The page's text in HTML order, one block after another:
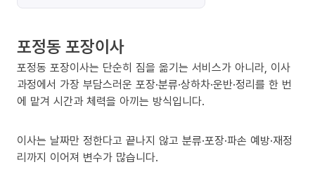
포정동 포장이사
포정동 포장이사는 단순히 짐을 옮기는 서비스가 아니라, 이사
과정에서 가장 부담스러운 포장·분류·상하차·운반·정리를 한 번
에 맡겨 시간과 체력을 아끼는 방식입니다.
이사는 날짜만 정한다고 끝나지 않고 분류·포장·파손 예방·재정
리까지 이어져 변수가 많습니다.